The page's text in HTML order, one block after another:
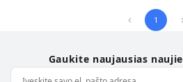
1
Gaukite naujausias